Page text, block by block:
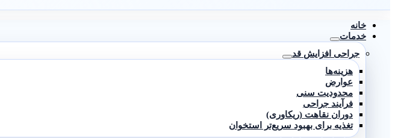
خانه
خدمات
جراحی افزایش قد
هزینه‌ها
عوارض
محدودیت سنی
فرآیند جراحی
دوران نقاهت (ریکاوری)
تغذیه برای بهبود سریع‌تر استخوان